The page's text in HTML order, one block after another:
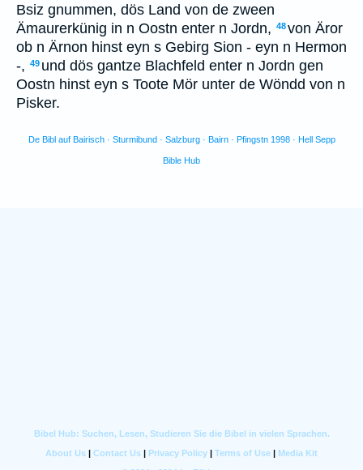
Bsiz gnummen, dös Land von de zween
Ämaurerkünig in n Oostn enter n Jordn, 48von Äror
ob n Ärnon hinst eyn s Gebirg Sion - eyn n Hermon
-, 49 und dös gantze Blachfeld enter n Jordn gen
Oostn hinst eyn s Toote Mör unter de Wöndd von n
Pisker.
De Bibl auf Bairisch · Sturmibund · Salzburg · Bairn · Pfingstn 1998 · Hell Sepp
Bible Hub